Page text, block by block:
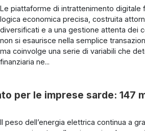
Le piattaforme di intrattenimento digitale
logica economica precisa, costruita
diversificati e a una gestione attenta dei
non si esaurisce nella semplice
ma coinvolge una serie di variabili che
finanziaria ne...
per le imprese sarde: 147
Il peso dell’energia elettrica continua a